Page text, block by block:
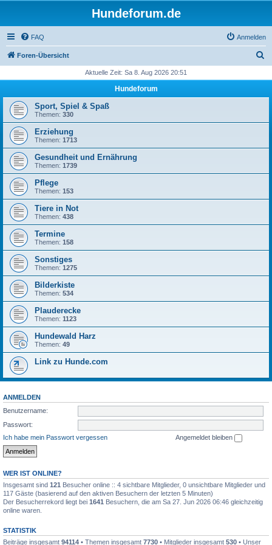
Hundeforum.de
FAQ Anmelden
Foren-Übersicht
h
Aktuelle Zeit: Sa 8. Aug 2026 20:51
Hundeforum
Sport, Spiel & Spaß
Themen: 330
Erziehung
Themen: 1713
Gesundheit und Ernährung
Themen: 1739
Pflege
Themen: 153
Tiere in Not
Themen: 438
Termine
Themen: 158
Sonstiges
Themen: 1275
Bilderkiste
Themen: 534
Plauderecke
Themen: 1123
Hundewald Harz
Themen: 49
Link zu Hunde.com
ANMELDEN
Benutzername:
Passwort:
Ich habe mein Passwort vergessen
Angemeldet bleiben
WER IST ONLINE?
Insgesamt sind 121 Besucher online :: 4 sichtbare Mitglieder, 0 unsichtbare Mitglieder und
117 Gäste (basierend auf den aktiven Besuchern der letzten 5 Minuten)
Der Besucherrekord liegt bei 1641 Besuchern, die am Sa 27. Jun 2026 06:46 gleichzeitig
online waren.
STATISTIK
Beiträge insgesamt 94114 • Themen insgesamt 7730 • Mitglieder insgesamt 530 • Unser